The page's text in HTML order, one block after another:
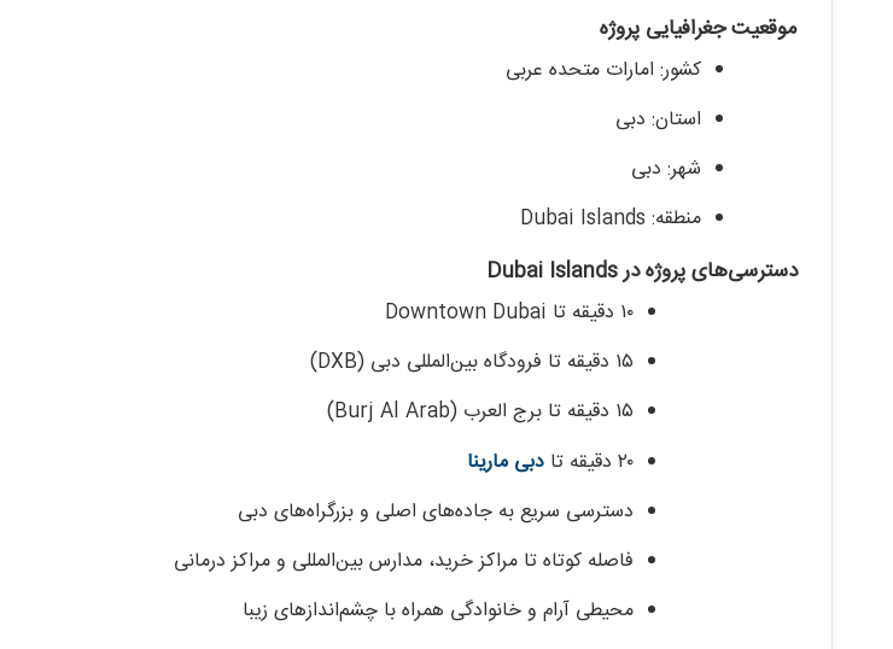
موقعیت جغرافیایی پروژه
کشور: امارات متحده عربی
استان: دبی
شهر: دبی
منطقه: Dubai Islands
دسترسی‌های پروژه در Dubai Islands
۱۰ دقیقه تا Downtown Dubai
۱۵ دقیقه تا فرودگاه بین‌المللی دبی (DXB)
۱۵ دقیقه تا برج العرب (Burj Al Arab)
۲۰ دقیقه تا
دبی مارینا
دسترسی سریع به جاده‌های اصلی و بزرگراه‌های دبی
فاصله کوتاه تا مراکز خرید، مدارس بین‌المللی و مراکز درمانی
محیطی آرام و خانوادگی همراه با چشم‌اندازهای زیبا